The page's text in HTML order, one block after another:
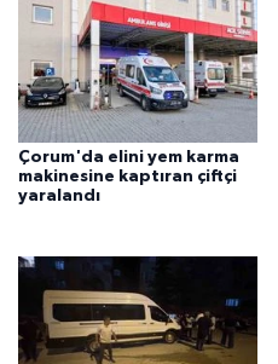
Çorum'da elini yem karma
makinesine kaptıran çiftçi
yaralandı